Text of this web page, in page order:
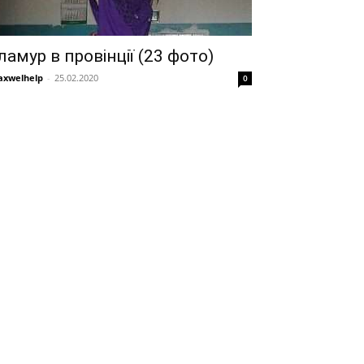
в провінції (23 фото)
- 25.02.2020 0